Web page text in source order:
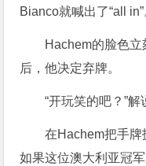
Bianco就喊出了“all in”
Hachem的脸色
后，他决定弃牌。
“开玩笑的吧？”解
在Hachem把手牌
如果这位澳大利亚冠